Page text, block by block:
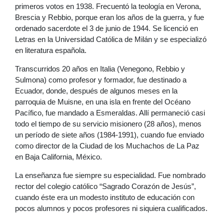
primeros votos en 1938. Frecuentó la teología en Verona,
Brescia y Rebbio, porque eran los años de la guerra, y fue
ordenado sacerdote el 3 de junio de 1944. Se licenció en
Letras en la Universidad Católica de Milán y se especializó
en literatura española.
Transcurridos 20 años en Italia (Venegono, Rebbio y
Sulmona) como profesor y formador, fue destinado a
Ecuador, donde, después de algunos meses en la
parroquia de Muisne, en una isla en frente del Océano
Pacífico, fue mandado a Esmeraldas. Allí permaneció casi
todo el tiempo de su servicio misionero (28 años), menos
un período de siete años (1984-1991), cuando fue enviado
como director de la Ciudad de los Muchachos de La Paz
en Baja California, México.
La enseñanza fue siempre su especialidad. Fue nombrado
rector del colegio católico “Sagrado Corazón de Jesús”,
cuando éste era un modesto instituto de educación con
pocos alumnos y pocos profesores ni siquiera cualificados.